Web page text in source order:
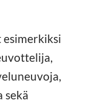
sekä